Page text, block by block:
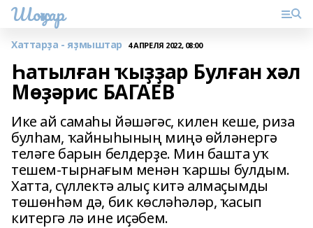
Шоңҡар
Хаттарҙа - яҙмыштар 4 АПРЕЛЯ 2022, 08:00
Һатылған ҡыҙҙар Булған хәл
Мөҙәрис БАГАЕВ
Ике ай самаһы йәшәгәс, килен кеше, риза
булһам, ҡайныһының миңә өйләнергә
теләге барын белдерҙе. Мин башта уҡ
тешем-тырнағым менән ҡаршы булдым.
Хатта, сүллектә алыҫ китә алмаҫымды
төшөнһәм дә, бик көсләһәләр, ҡасып
китергә лә ине иҫәбем.